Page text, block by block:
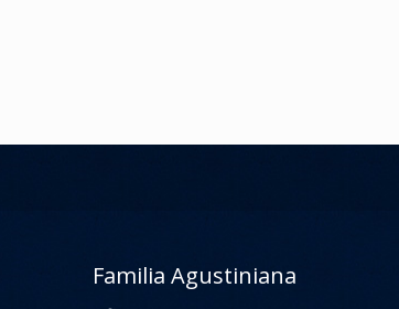
Familia Agustiniana